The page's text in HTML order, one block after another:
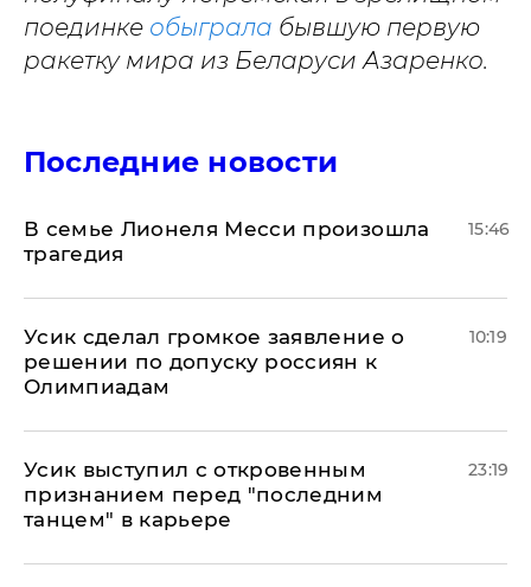
поединке обыграла бывшую первую
ракетку мира из Беларуси Азаренко.
Последние новости
В семье Лионеля Месси произошла
трагедия
15:46
Усик сделал громкое заявление о
решении по допуску россиян к
Олимпиадам
10:19
Усик выступил с откровенным
признанием перед "последним
танцем" в карьере
23:19